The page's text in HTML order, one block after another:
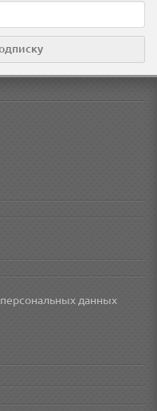
данных